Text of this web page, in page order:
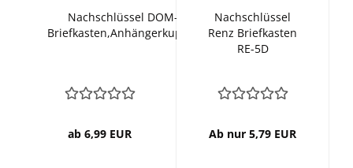
Nachschlüssel DOM-1D
Briefkasten,Anhängerkupplung
ab 6,99 EUR
Nachschlüssel
Renz Briefkasten
RE-5D
Ab nur 5,79 EUR